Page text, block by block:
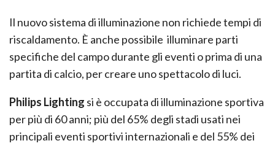
Il nuovo sistema di illuminazione non richiede tempi di
riscaldamento. È anche possibile illuminare parti
specifiche del campo durante gli eventi o prima di una
partita di calcio, per creare uno spettacolo di luci.
Philips Lighting si è occupata di illuminazione sportiva
per più di 60 anni; più del 65% degli stadi usati nei
principali eventi sportivi internazionali e del 55% dei